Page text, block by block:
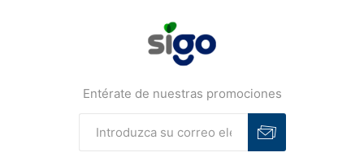
Entérate de nuestras promociones